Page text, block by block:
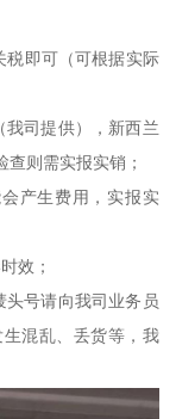
税即可（可根据实际
我司提供），新西兰
则需实报实销；
产生费用，实报实
效；
头号请向我司业务员
混乱、丢货等，我